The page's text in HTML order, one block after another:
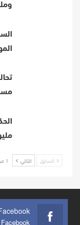
السابق التالي 1 من 210